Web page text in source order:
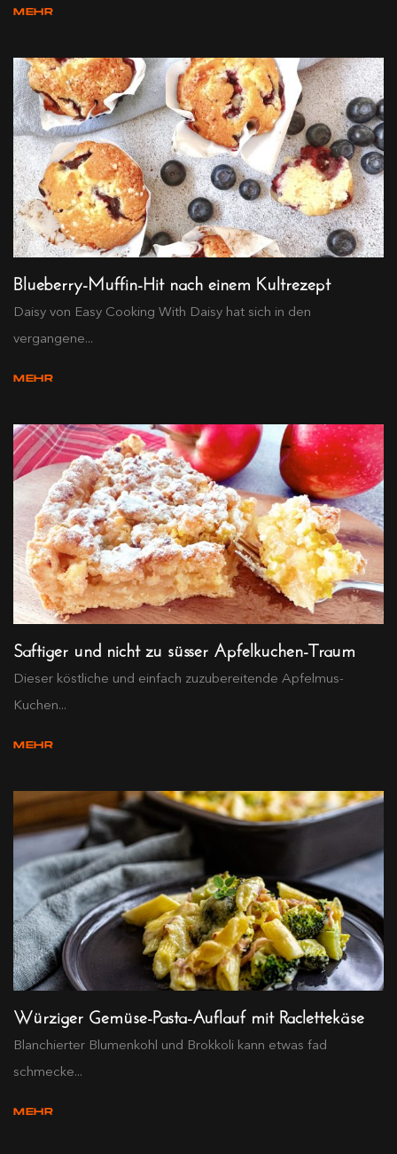
MEHR
Blueberry-Muffin-Hit nach einem Kultrezept
Daisy von Easy Cooking With Daisy hat sich in den
vergangene...
MEHR
Saftiger und nicht zu süsser Apfelkuchen-Traum
Dieser köstliche und einfach zuzubereitende Apfelmus-
Kuchen...
MEHR
Würziger Gemüse-Pasta-Auflauf mit Raclettekäse
Blanchierter Blumenkohl und Brokkoli kann etwas fad
schmecke...
MEHR